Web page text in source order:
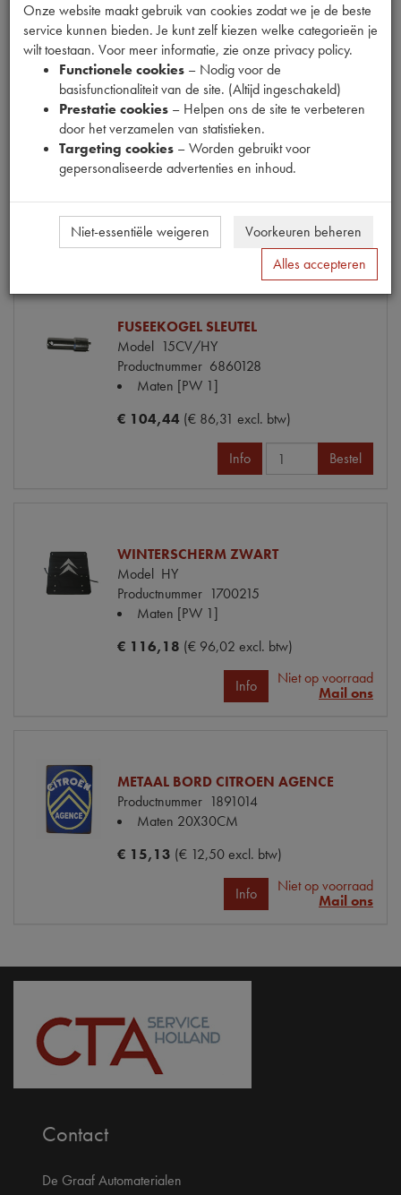
OLIEKANAALPLUG OLIEDRUKMETER
Model11CV/HY
Productnummer 6020649
Artikelcode JF088.931-M
OE Citroën 88931M
Codes 88931M | P111
Maten M16x150 [PW 1]
Info Bestel
FUSEEKOGEL SLEUTEL
Model 15CV/HY
Productnummer 6860128
Maten [PW 1]
€ 104,44 (€ 86,31 excl. btw)
Info Bestel
WINTERSCHERM ZWART
Model HY
Productnummer 1700215
Maten [PW 1]
€ 116,18 (€ 96,02 excl. btw)
Info
Niet op voorraad
Mail ons
METAAL BORD CITROEN AGENCE
Productnummer 1891014
Maten 20X30CM
€ 15,13 (€ 12,50 excl. btw)
Info
Niet op voorraad
Mail ons
Contact
De Graaf Automaterialen
Onze website maakt gebruik van cookies zodat we je de beste
service kunnen bieden. Je kunt zelf kiezen welke categorieën je
wilt toestaan. Voor meer informatie, zie onze privacy policy.
Functionele cookies – Nodig voor de
basisfunctionaliteit van de site. (Altijd ingeschakeld)
Prestatie cookies – Helpen ons de site te verbeteren
door het verzamelen van statistieken.
Targeting cookies – Worden gebruikt voor
gepersonaliseerde advertenties en inhoud.
Niet-essentiële weigeren
Voorkeuren beheren
Alles accepteren